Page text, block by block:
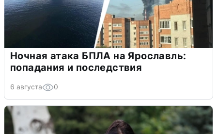
Ночная атака БПЛА на Ярославль:
попадания и последствия
6 августа 0